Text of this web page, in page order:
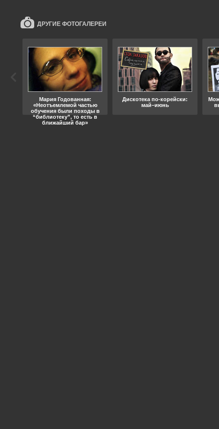
ДРУГИЕ ФОТОГАЛЕРЕИ
Мария Годованная:
«Неотъемлемой частью
обучения были походы в
“библиотеку”, то есть в
ближайший бар»
Дискотека по-корейски:
май–июнь